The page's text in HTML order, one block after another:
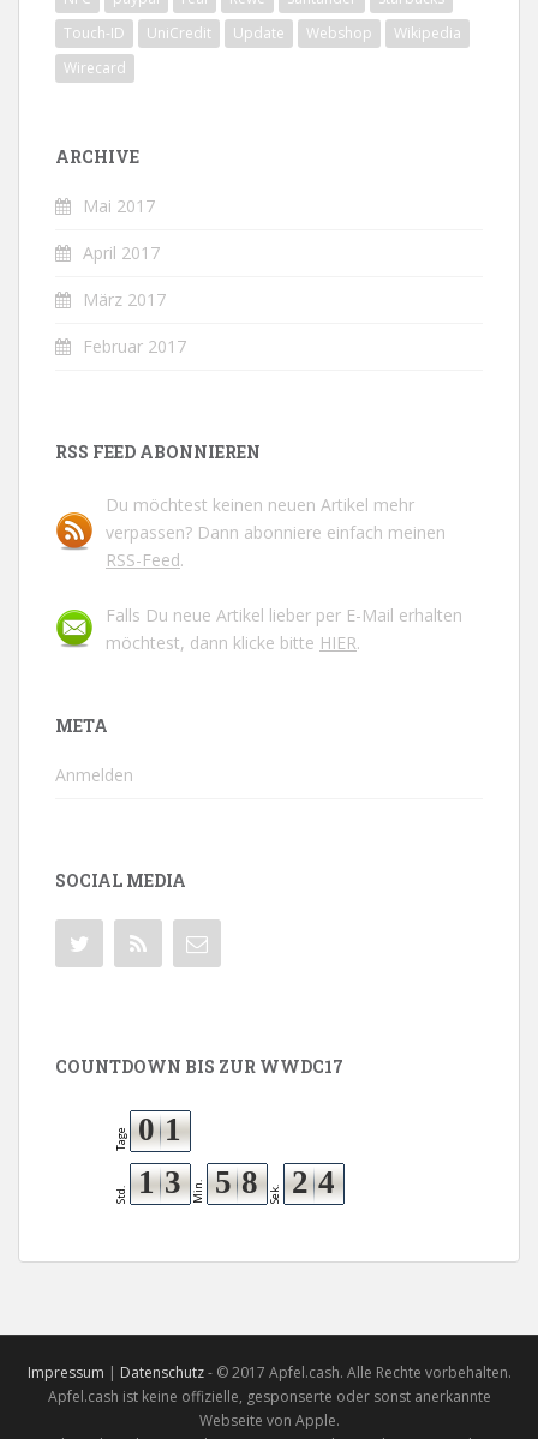
Touch-ID
UniCredit Update Webshop
Wikipedia
Wirecard
ARCHIVE
Mai 2017
April 2017
März 2017
Februar 2017
RSS FEED ABONNIEREN
Du möchtest keinen neuen Artikel mehr
verpassen? Dann abonniere einfach meinen
RSS-Feed.
Falls Du neue Artikel lieber per E-Mail erhalten
möchtest, dann klicke bitte HIER.
META
Anmelden
SOCIAL MEDIA
COUNTDOWN BIS ZUR WWDC17
Tage 0 1
Std. 1 3 Min. 5 8 Sek. 2 3
4
Impressum | Datenschutz- © 2017 Apfel.cash. Alle Rechte vorbehalten.
Apfel.cash ist keine offizielle, gesponserte oder sonst anerkannte
Webseite von Apple.